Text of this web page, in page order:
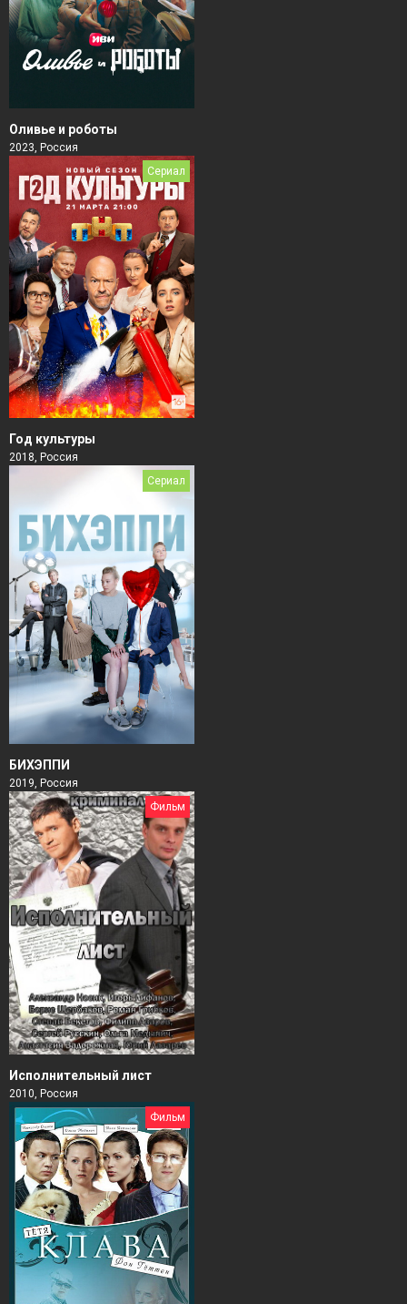
Оливье и роботы
2023, Россия
Сериал
Год культуры
2018, Россия
Сериал
БИХЭППИ
2019, Россия
Фильм
Исполнительный лист
2010, Россия
Фильм